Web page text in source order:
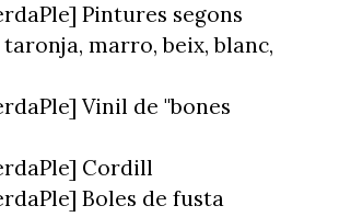
Pintures segons
marro, beix, blanc,
Vinil de "bones
Cordill
Boles de fusta